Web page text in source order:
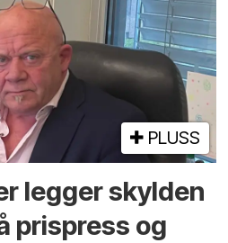
PLUSS
legger skylden
prispress og